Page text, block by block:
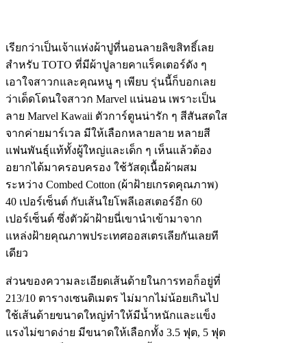
เรียกว่าเป็นเจ้าแห่งผ้าปูที่นอนลายลิขสิทธิ์เลย
สำหรับ TOTO ที่มีผ้าปูลายคาแร็คเตอร์ดัง ๆ
เอาใจสาวกและคุณหนู ๆ เพียบ รุ่นนี้ก็บอกเลย
ว่าเด็ดโดนใจสาวก Marvel แน่นอน เพราะเป็น
ลาย Marvel Kawaii ตัวการ์ตูนน่ารัก ๆ สีสันสดใส
จากค่ายมาร์เวล มีให้เลือกหลายลาย หลายสี
แฟนพันธุ์แท้ทั้งผู้ใหญ่และเด็ก ๆ เห็นแล้วต้อง
อยากได้มาครอบครอง ใช้วัสดุเนื้อผ้าผสม
ระหว่าง Combed Cotton (ผ้าฝ้ายเกรดคุณภาพ)
40 เปอร์เซ็นต์ กับเส้นใยโพลีเอสเตอร์อีก 60
เปอร์เซ็นต์ ซึ่งตัวผ้าฝ้ายนี่เขานำเข้ามาจาก
แหล่งฝ้ายคุณภาพประเทศออสเตรเลียกันเลยที
เดียว
ส่วนของความละเอียดเส้นด้ายในการทอก็อยู่ที่
213/10 ตารางเซนติเมตร ไม่มากไม่น้อยเกินไป
ใช้เส้นด้ายขนาดใหญ่ทำให้มีน้ำหนักและแข็ง
แรงไม่ขาดง่าย มีขนาดให้เลือกทั้ง 3.5 ฟุต, 5 ฟุต